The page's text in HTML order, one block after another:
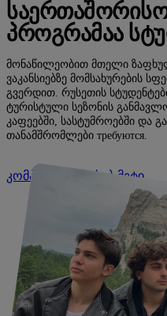
ᲞᲠᲝᲒᲠᲐᲛᲐᲐ
მონაწილეობით მთელი
ვაკანსიებზე მომსახურების
გვერდით. რუსეთის
ტურისტული სეზონის
კაფეებში, სასტუმროებში და
თანამშრომლები требуются.
კომპანიის შესახებ მეტი